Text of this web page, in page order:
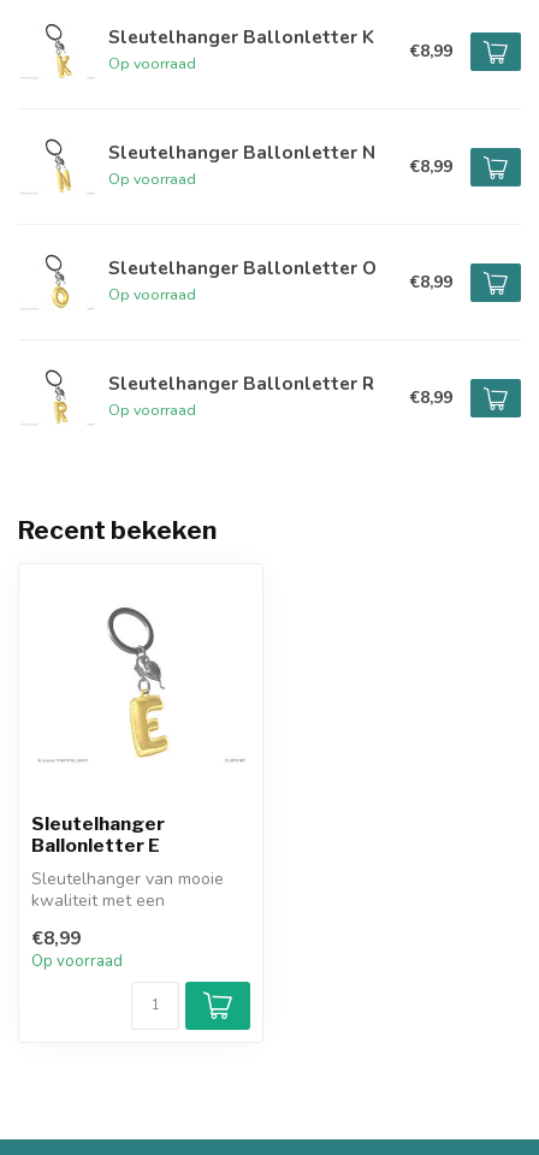
Sleutelhanger Ballonletter K
Op voorraad
€8,99
Sleutelhanger Ballonletter N
Op voorraad
€8,99
Sleutelhanger Ballonletter O
Op voorraad
€8,99
Sleutelhanger Ballonletter R
Op voorraad
€8,99
Recent bekeken
Sleutelhanger
Ballonletter E
Sleutelhanger van mooie
kwaliteit met een
€8,99
Op voorraad